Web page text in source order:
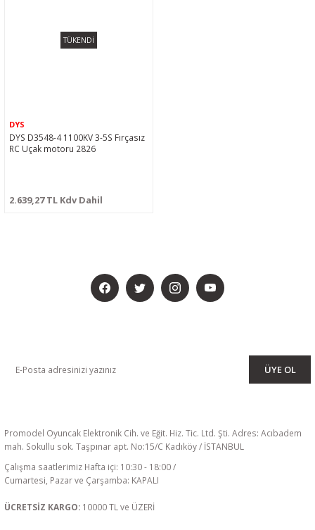
TÜKENDİ
DYS
DYS D3548-4 1100KV 3-5S Fırçasız
RC Uçak motoru 2826
2.639,27 TL Kdv Dahil
ÜYE OL
Promodel Oyuncak Elektronik Cih. ve Eğit. Hiz. Tic. Ltd. Şti. Adres: Acıbadem
mah. Sokullu sok. Taşpınar apt. No:15/C Kadıköy / İSTANBUL
Çalışma saatlerimiz Hafta içi: 10:30 - 18:00 /
Cumartesi, Pazar ve Çarşamba: KAPALI
ÜCRETSİZ KARGO: 10000 TL ve ÜZERİ